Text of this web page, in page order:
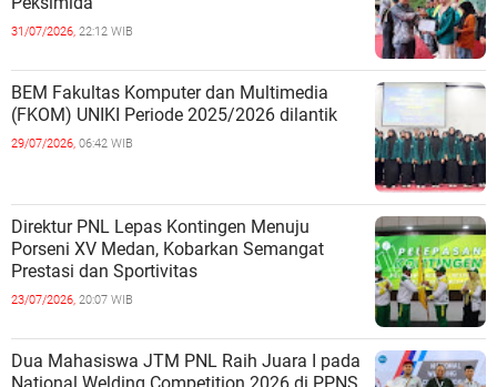
31/07/2026, 22:12 WIB
BEM Fakultas Komputer dan Multimedia
(FKOM) UNIKI Periode 2025/2026 dilantik
29/07/2026, 06:42 WIB
Direktur PNL Lepas Kontingen Menuju
Porseni XV Medan, Kobarkan Semangat
Prestasi dan Sportivitas
23/07/2026, 20:07 WIB
Dua Mahasiswa JTM PNL Raih Juara I pada